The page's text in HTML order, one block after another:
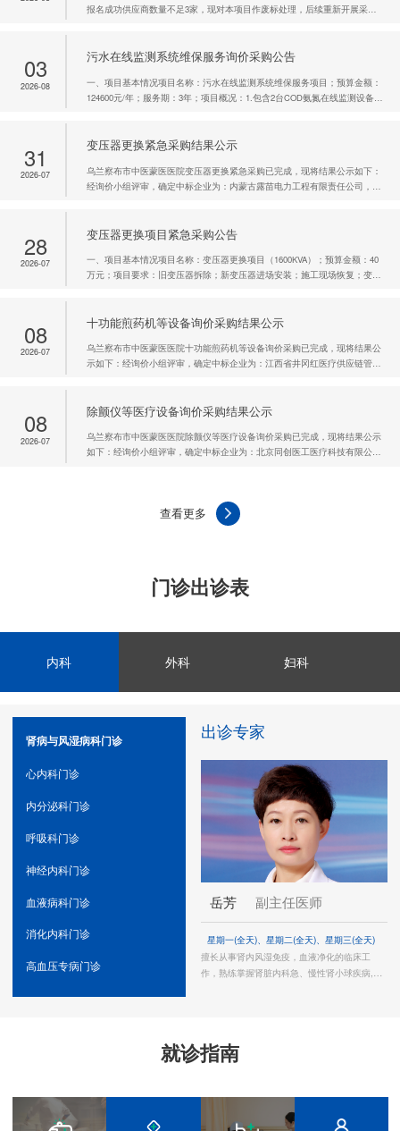
报名成功供应商数量不足3家，现对本项目作废标处理，后续重新开展采购
03
2026-08
污水在线监测系统维保服务询价采购公告
一、项目基本情况项目名称：污水在线监测系统维保服务项目；预算金额：
124600元/年；服务期：3年；项目概况：1.包含2台COD氨氮在线监测设备、
标液及日常易耗品及配件的免费维修和更换。二、申请人资...
31
2026-07
变压器更换紧急采购结果公示
乌兰察布市中医蒙医医院变压器更换紧急采购已完成，现将结果公示如下：
经询价小组评审，确定中标企业为：内蒙古露苗电力工程有限责任公司，中
布市中医蒙医医院2026年7月31日
28
2026-07
变压器更换项目紧急采购公告
一、项目基本情况项目名称：变压器更换项目（1600KVA）；预算金额：40
万元；项目要求：旧变压器拆除；新变压器进场安装；施工现场恢复；变压
章）；2.法人授权委托书；3.具有有效的基本账户开户许可证或开...
08
2026-07
十功能煎药机等设备询价采购结果公示
乌兰察布市中医蒙医医院十功能煎药机等设备询价采购已完成，现将结果公
示如下：经询价小组评审，确定中标企业为：江西省井冈红医疗供应链管理
2313156乌兰察布市中医蒙医医院2026年7月8日
08
2026-07
除颤仪等医疗设备询价采购结果公示
乌兰察布市中医蒙医医院除颤仪等医疗设备询价采购已完成，现将结果公示
如下：经询价小组评审，确定中标企业为：北京同创医工医疗科技有限公
查看更多
门诊出诊表
内科 外科 妇科
肾病与风湿病科门诊
心内科门诊
内分泌科门诊
呼吸科门诊
神经内科门诊
血液病科门诊
消化内科门诊
高血压专病门诊
出诊专家
岳芳 副主任医师
星期一(全天)、星期二(全天)、星期三(全天)
擅长从事肾内风湿免疫，血液净化的临床工
作，熟练掌握肾脏内科急、慢性肾小球疾病,肾
脏危重病人的抢救和治疗有丰富的临床经验。
就诊指南